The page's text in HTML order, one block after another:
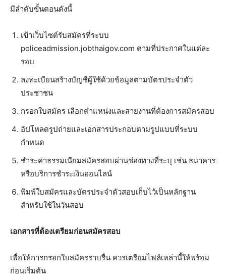
มีลำดับขั้นตอนดังนี้
เข้าเว็บไซต์รับสมัครที่ระบบ
policeadmission.jobthaigov.com ตามที่ประกาศในแต่ละ
รอบ
ลงทะเบียนสร้างบัญชีผู้ใช้ด้วยข้อมูลตามบัตรประจำตัว
ประชาชน
กรอกใบสมัคร เลือกตำแหน่งและสายงานที่ต้องการสมัครสอบ
อัปโหลดรูปถ่ายและเอกสารประกอบตามรูปแบบที่ระบบ
กำหนด
ชำระค่าธรรมเนียมสมัครสอบผ่านช่องทางที่ระบุ เช่น ธนาคาร
หรือบริการชำระเงินออนไลน์
พิมพ์ใบสมัครและบัตรประจำตัวสอบเก็บไว้เป็นหลักฐาน
สำหรับใช้ในวันสอบ
เอกสารที่ต้องเตรียมก่อนสมัครสอบ
เพื่อให้การกรอกใบสมัครราบรื่น ควรเตรียมไฟล์เหล่านี้ให้พร้อม
ก่อนเริ่มต้น